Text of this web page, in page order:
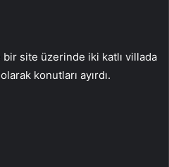
bir site üzerinde iki katlı villada
konutları ayırdı.